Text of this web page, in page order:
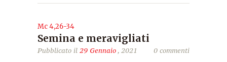
Mc 4,26-34
Semina e meravigliati
Pubblicato il 29 Gennaio, 2021 0 commenti